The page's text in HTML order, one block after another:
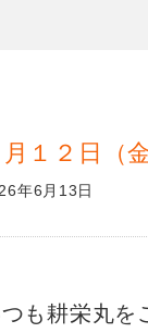
月１２日（
年6月13日
も耕栄丸を